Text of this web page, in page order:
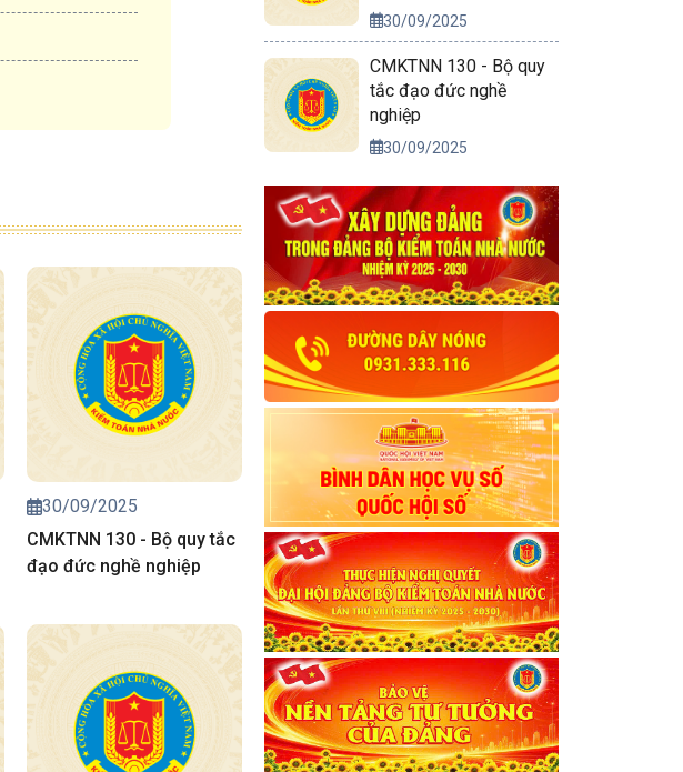
30/09/2025
CMKTNN 130 - Bộ quy tắc
đạo đức nghề nghiệp
30/09/2025
CMKTNN 130 - Bộ quy
tắc đạo đức nghề
nghiệp
30/09/2025